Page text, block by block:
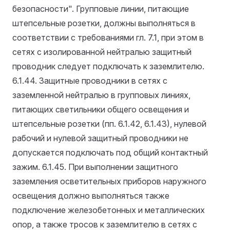
безопасности". Групповые линии, питающие
штепсельные розетки, должны выполняться в
соответствии с требованиями гл. 7.1, при этом в
сетях с изолированной нейтралью защитный
проводник следует подключать к заземлителю.
6.1.44. Защитные проводники в сетях с
заземленной нейтралью в групповых линиях,
питающих светильники общего освещения и
штепсельные розетки (пп. 6.1.42, 6.1.43), нулевой
рабочий и нулевой защитный проводники не
допускается подключать под общий контактный
зажим. 6.1.45. При выполнении защитного
заземления осветительных приборов наружного
освещения должно выполняться также
подключение железобетонных и металлических
опор, а также тросов к заземлителю в сетях с